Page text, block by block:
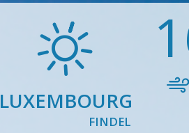
LUXEMBOURG
FINDEL